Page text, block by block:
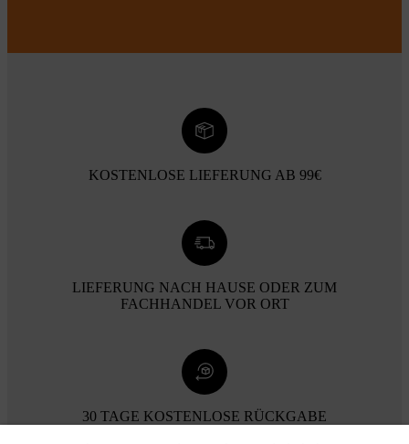
KOSTENLOSE LIEFERUNG AB 99€
LIEFERUNG NACH HAUSE ODER ZUM
FACHHANDEL VOR ORT
30 TAGE KOSTENLOSE RÜCKGABE